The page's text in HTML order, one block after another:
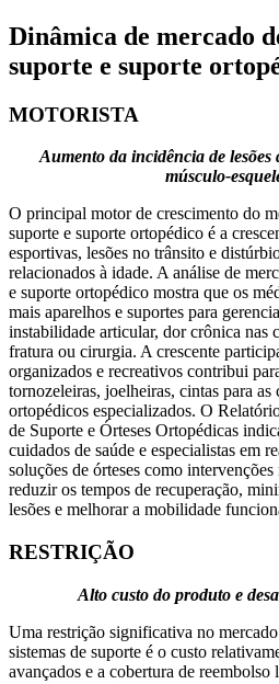
Dinâmica de mercado
suporte e suporte
MOTORISTA
Aumento da incidência de lesões
músculo-
O principal motor de crescimento do
suporte e suporte ortopédico é a
esportivas, lesões no trânsito e
relacionados à idade. A análise de
e suporte ortopédico mostra que os
mais aparelhos e suportes para
instabilidade articular, dor crônica nas
fratura ou cirurgia. A crescente
organizados e recreativos contribui
tornozeleiras, joelheiras, cintas para as
ortopédicos especializados. O
de Suporte e Órteses Ortopédicas
cuidados de saúde e especialistas em
soluções de órteses como
reduzir os tempos de recuperação,
lesões e melhorar a mobilidade
RESTRIÇÃO
Alto custo do produto e
Uma restrição significativa no
sistemas de suporte é o custo
avançados e a cobertura de reembolso